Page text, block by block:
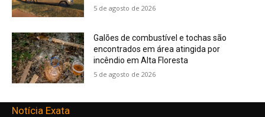
5 de agosto de 2026
Galões de combustível e tochas são
encontrados em área atingida por
incêndio em Alta Floresta
5 de agosto de 2026
Notícia Exata